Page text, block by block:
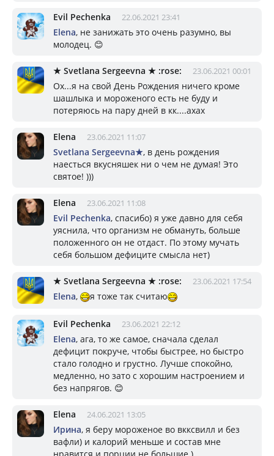
Evil Pechenka 22.06.2021 23:41
Elena, не занижать это очень разумно, вы
молодец. 😊
★ Svetlana Sergeevna ★ :rose: 23.06.2021 00:01
Ох...я на свой День Рождения ничего кроме
шашлыка и мороженого есть не буду и
потеряюсь на пару дней в кк....ахах
Elena 23.06.2021 11:07
Svetlana Sergeevna★, в день рождения
наесться вкусняшек ни о чем не думая! Это
святое! )))
Elena 23.06.2021 11:08
Evil Pechenka, спасибо) я уже давно для себя
уяснила, что организм не обмануть, больше
положенного он не отдаст. По этому мучать
себя большом дефиците смысла нет)
★ Svetlana Sergeevna ★ :rose: 23.06.2021 17:54
Elena, я тоже так считаю
Evil Pechenka 23.06.2021 22:12
Elena, ага, то же самое, сначала сделал
дефицит покруче, чтобы быстрее, но быстро
стало голодно и грустно. Лучше спокойно,
медленно, но зато с хорошим настроением и
без напрягов. 😊
Elena 24.06.2021 13:05
Ирина, я беру мороженое во вкксвилл и без
вафли) и калорий меньше и состав мне